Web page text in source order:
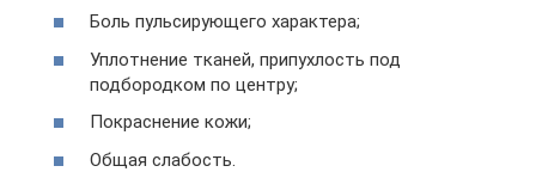
Боль пульсирующего характера;
Уплотнение тканей, припухлость под
подбородком по центру;
Покраснение кожи;
Общая слабость.